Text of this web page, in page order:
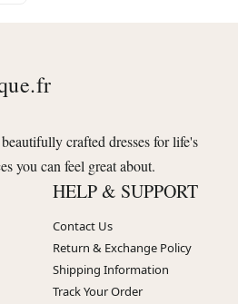
crafted dresses for life's
you can feel great about.
HELP & SUPPORT
Contact Us
Return & Exchange Policy
Shipping Information
Track Your Order